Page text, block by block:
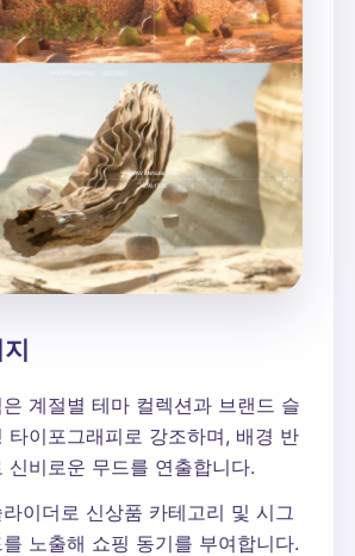
계절별 테마 컬렉션과 브랜드 슬
타이포그래피로 강조하며, 배경 반
신비로운 무드를 연출합니다.
이더로 신상품 카테고리 및 시그
노출해 쇼핑 동기를 부여합니다.